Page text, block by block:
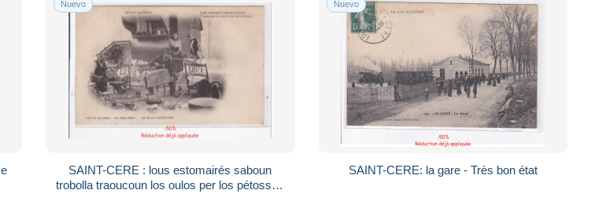
Nuevo
SAINT-CERE : lous estomairés saboun
trobolla traoucoun los oulos per los pétossas
Nuevo
SAINT-CERE: la gare - Très bon état